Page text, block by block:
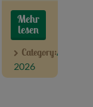
Mehr
lesen
Category:
2026